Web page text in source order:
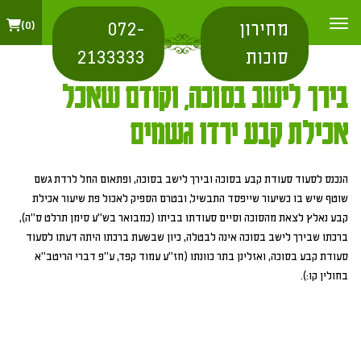
מחירון
סוכות
072-
2133333
0
בירך לישב בסוכה, וקודם שאכל
אכילת קבע ירדו גשמים
הנכנס לסעוד סעודת קבע בסוכה ובירך לישב בסוכה, ופתאום החל לרדת גשם
שוטף שיש בו כשיעור שייפסד התבשיל, ובטרם הספיק לאכול פת שיעור אכילת
קבע נאלץ לצאת מהסוכה וסיים סעודתו בביתו (כמבואר בש"ע סימן תרלט ס"ה),
ברכתו שבירך לישב בסוכה אינה לבטלה, כיון שבשעת ברכתו היתה דעתו לסעוד
סעודת קבע בסוכה, ואזלינן בתר כוונתו (חז"ע עמוד קפד, ע"פ דברי הריטב"א
בחולין קו:).